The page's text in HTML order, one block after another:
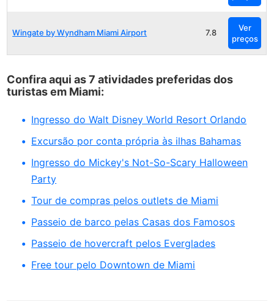
Wingate by Wyndham Miami Airport 7.8
Ver
preços
Confira aqui as 7 atividades preferidas dos
turistas em Miami:
Ingresso do Walt Disney World Resort Orlando
Excursão por conta própria às ilhas Bahamas
Ingresso do Mickey's Not-So-Scary Halloween
Party
Tour de compras pelos outlets de Miami
Passeio de barco pelas Casas dos Famosos
Passeio de hovercraft pelos Everglades
Free tour pelo Downtown de Miami